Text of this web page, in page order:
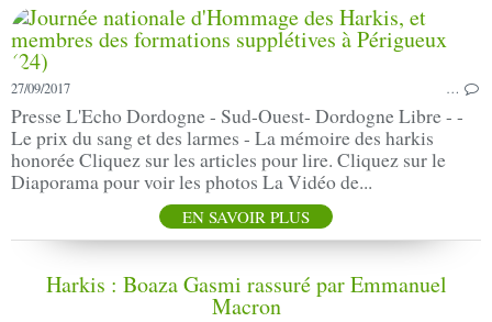
27/09/2017 …
Presse L'Echo Dordogne - Sud-Ouest- Dordogne Libre - -
Le prix du sang et des larmes - La mémoire des harkis
honorée Cliquez sur les articles pour lire. Cliquez sur le
Diaporama pour voir les photos La Vidéo de...
EN SAVOIR PLUS
Harkis : Boaza Gasmi rassuré par Emmanuel
Macron